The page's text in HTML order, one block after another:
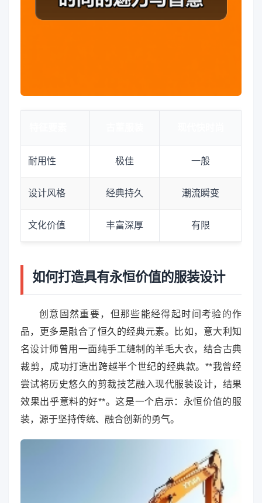
耐用性 极佳 一般
设计风格 经典持久 潮流瞬变
文化价值 丰富深厚 有限
如何打造具有永恒价值的服装设计
创意固然重要，但那些能经得起时间考验的作
品，更多是融合了恒久的经典元素。比如，意大利知
名设计师曾用一面纯手工缝制的羊毛大衣，结合古典
裁剪，成功打造出跨越半个世纪的经典款。**我曾经
尝试将历史悠久的剪裁技艺融入现代服装设计，结果
效果出乎意料的好**。这是一个启示：永恒价值的服
装，源于坚持传统、融合创新的勇气。